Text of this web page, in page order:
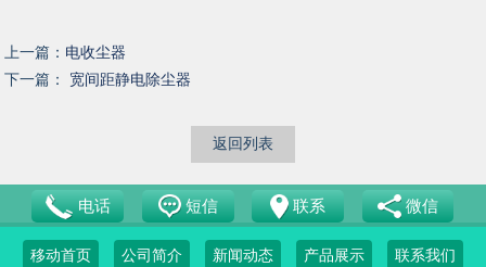
上一篇： 电收尘器
下一篇： 宽间距静电除尘器
返回列表
电话 短信 联系 微信
移动首页 公司简介 新闻动态 产品展示 联系我们